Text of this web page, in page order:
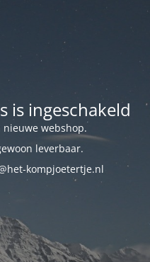
is ingeschakeld
webshop.
leverbaar.
kompjoetertje.nl